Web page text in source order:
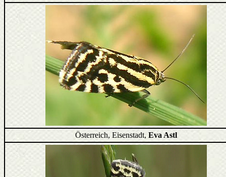
Österreich, Eisenstadt, Eva Astl